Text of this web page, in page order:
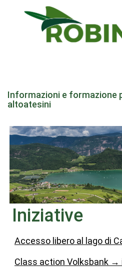
contenuto
Informazioni e formazione
altoatesini
Iniziative
Accesso libero al lago di
Class action Volksbank →